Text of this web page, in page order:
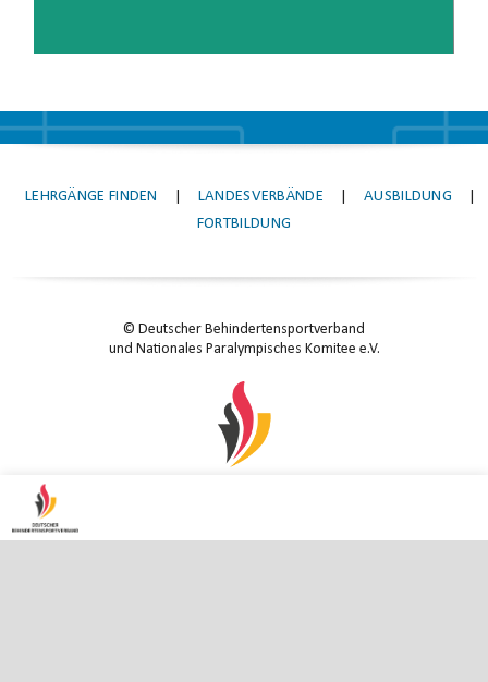
LEHRGÄNGE FINDEN LANDESVERBÄNDE AUSBILDUNG
FORTBILDUNG
© Deutscher Behindertensportverband
und Nationales Paralympisches Komitee e.V.